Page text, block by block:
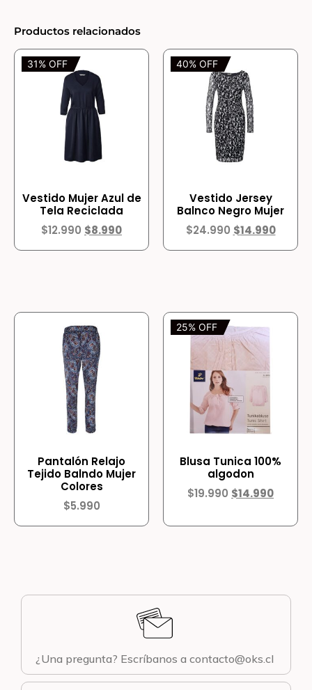
Productos relacionados
31% OFF
Vestido Mujer Azul de
Tela Reciclada
$12.990 $8.990
40% OFF
Vestido Jersey
Balnco Negro Mujer
$24.990 $14.990
Pantalón Relajo
Tejido Balndo Mujer
Colores
$5.990
25% OFF
Blusa Tunica 100%
algodon
$19.990 $14.990
¿Una pregunta? Escríbanos a contacto@oks.cl